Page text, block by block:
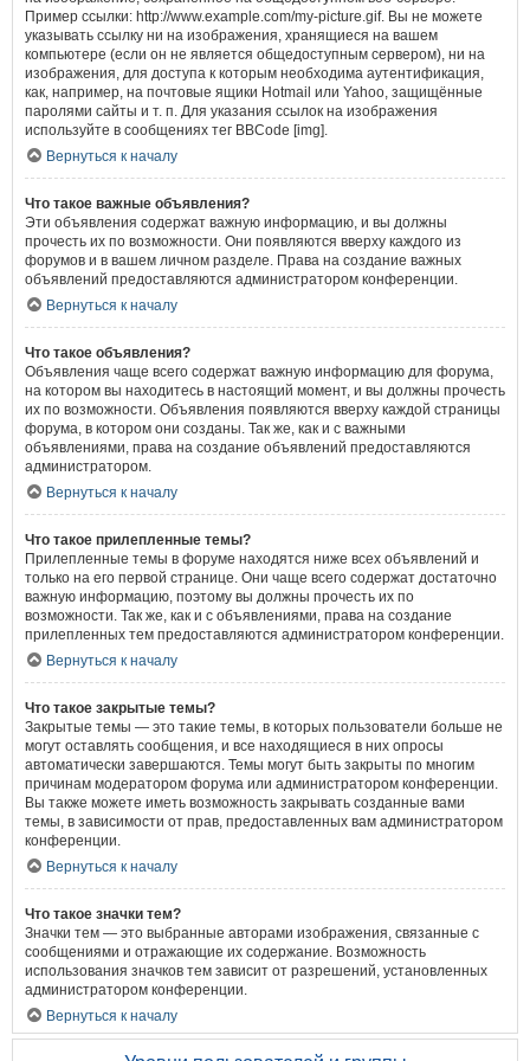
Пример ссылки: http://www.example.com/my-picture.gif. Вы не можете
указывать ссылку ни на изображения, хранящиеся на вашем
компьютере (если он не является общедоступным сервером), ни на
изображения, для доступа к которым необходима аутентификация,
как, например, на почтовые ящики Hotmail или Yahoo, защищённые
паролями сайты и т. п. Для указания ссылок на изображения
используйте в сообщениях тег BBCode [img].
Вернуться к началу
Что такое важные объявления?
Эти объявления содержат важную информацию, и вы должны
прочесть их по возможности. Они появляются вверху каждого из
форумов и в вашем личном разделе. Права на создание важных
объявлений предоставляются администратором конференции.
Вернуться к началу
Что такое объявления?
Объявления чаще всего содержат важную информацию для форума,
на котором вы находитесь в настоящий момент, и вы должны прочесть
их по возможности. Объявления появляются вверху каждой страницы
форума, в котором они созданы. Так же, как и с важными
объявлениями, права на создание объявлений предоставляются
администратором.
Вернуться к началу
Что такое прилепленные темы?
Прилепленные темы в форуме находятся ниже всех объявлений и
только на его первой странице. Они чаще всего содержат достаточно
важную информацию, поэтому вы должны прочесть их по
возможности. Так же, как и с объявлениями, права на создание
прилепленных тем предоставляются администратором конференции.
Вернуться к началу
Что такое закрытые темы?
Закрытые темы — это такие темы, в которых пользователи больше не
могут оставлять сообщения, и все находящиеся в них опросы
автоматически завершаются. Темы могут быть закрыты по многим
причинам модератором форума или администратором конференции.
Вы также можете иметь возможность закрывать созданные вами
темы, в зависимости от прав, предоставленных вам администратором
конференции.
Вернуться к началу
Что такое значки тем?
Значки тем — это выбранные авторами изображения, связанные с
сообщениями и отражающие их содержание. Возможность
использования значков тем зависит от разрешений, установленных
администратором конференции.
Вернуться к началу